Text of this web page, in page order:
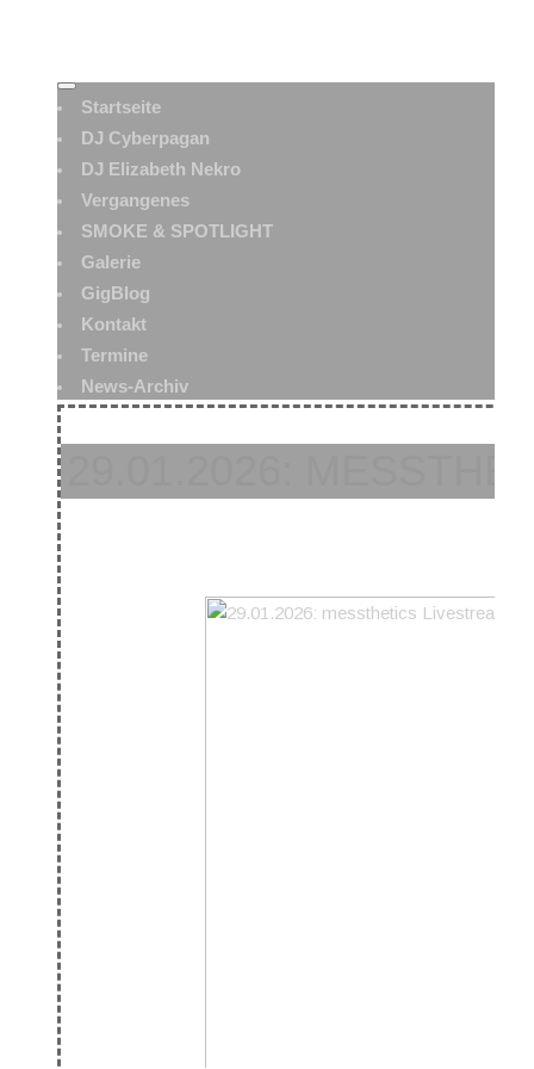
Startseite
DJ Cyberpagan
DJ Elizabeth Nekro
Vergangenes
SMOKE & SPOTLIGHT
Galerie
GigBlog
Kontakt
Termine
News-Archiv